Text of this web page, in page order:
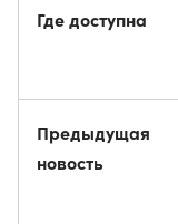
Где доступна
Предыдущая
новость